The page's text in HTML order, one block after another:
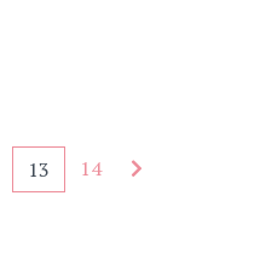
- rückwärts
13 14